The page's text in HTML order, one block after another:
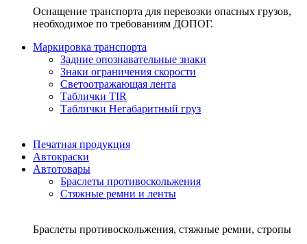
Оснащение транспорта для перевозки опасных грузов,
необходимое по требованиям ДОПОГ.
Маркировка транспорта
Задние опознавательные знаки
Знаки ограничения скорости
Светоотражающая лента
Таблички TIR
Таблички Негабаритный груз
Печатная продукция
Автокраски
Автотовары
Браслеты противоскольжения
Стяжныe ремни и ленты
Браслеты противоскольжения, стяжные ремни, стропы